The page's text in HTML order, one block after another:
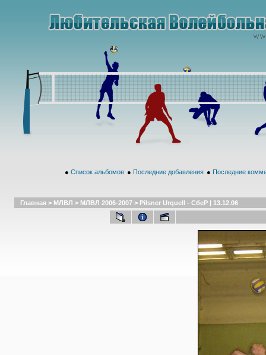
● Список альбомов ● Последние добавления ● Последние
Главная > МЛВЛ > МЛВЛ 2006-2007 > Pilsner Urquell - СбеР | 13.12.06